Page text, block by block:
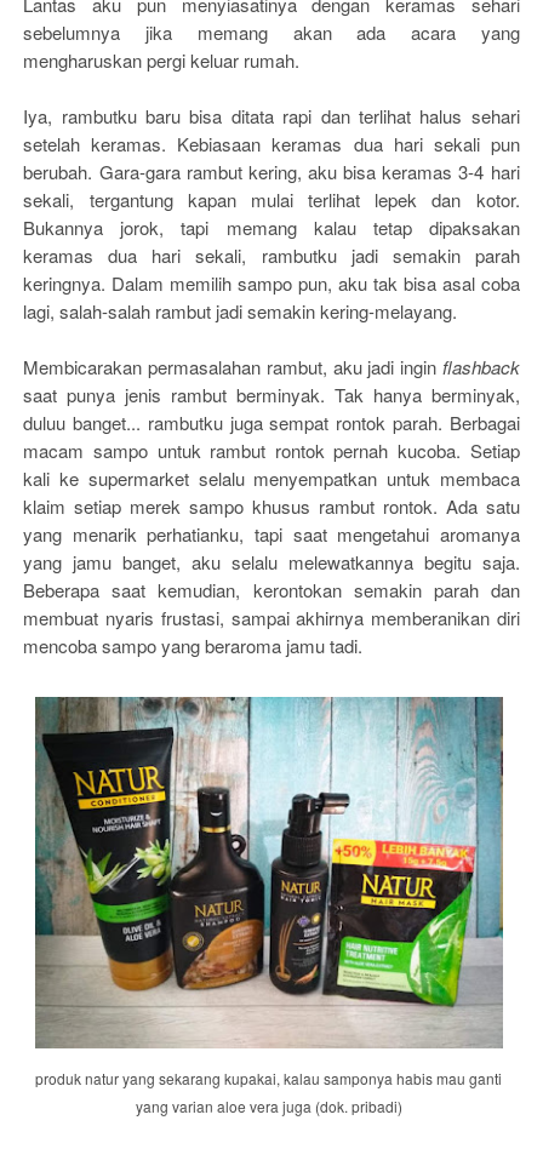
sebelumnya jika memang akan ada acara yang
mengharuskan pergi keluar rumah.
Iya, rambutku baru bisa ditata rapi dan terlihat halus sehari
setelah keramas. Kebiasaan keramas dua hari sekali pun
berubah. Gara-gara rambut kering, aku bisa keramas 3-4 hari
sekali, tergantung kapan mulai terlihat lepek dan kotor.
Bukannya jorok, tapi memang kalau tetap dipaksakan
keramas dua hari sekali, rambutku jadi semakin parah
keringnya. Dalam memilih sampo pun, aku tak bisa asal coba
lagi, salah-salah rambut jadi semakin kering-melayang.
Membicarakan permasalahan rambut, aku jadi ingin flashback
saat punya jenis rambut berminyak. Tak hanya berminyak,
duluu banget... rambutku juga sempat rontok parah. Berbagai
macam sampo untuk rambut rontok pernah kucoba. Setiap
kali ke supermarket selalu menyempatkan untuk membaca
klaim setiap merek sampo khusus rambut rontok. Ada satu
yang menarik perhatianku, tapi saat mengetahui aromanya
yang jamu banget, aku selalu melewatkannya begitu saja.
Beberapa saat kemudian, kerontokan semakin parah dan
membuat nyaris frustasi, sampai akhirnya memberanikan diri
mencoba sampo yang beraroma jamu tadi.
produk natur yang sekarang kupakai, kalau samponya habis mau ganti
yang varian aloe vera juga (dok. pribadi)